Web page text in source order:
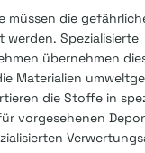
müssen die
werden. Spezialisierte
übernehmen
Materialien
die Stoffe in
vorgesehenen